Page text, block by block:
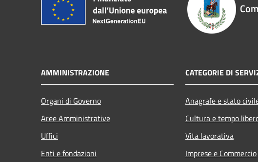
AMMINISTRAZIONE
Organi di Governo
Aree Amministrative
Uffici
Enti e fondazioni
CATEGORIE DI
Anagrafe e stato
Cultura e tempo
Vita lavorativa
Imprese e Commercio